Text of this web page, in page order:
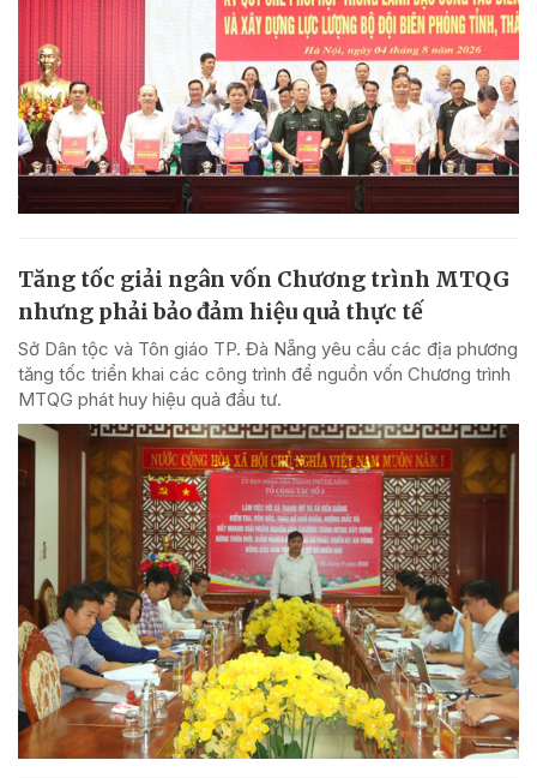
Tăng tốc giải ngân vốn Chương trình MTQG
nhưng phải bảo đảm hiệu quả thực tế
Sở Dân tộc và Tôn giáo TP. Đà Nẵng yêu cầu các địa phương
tăng tốc triển khai các công trình để nguồn vốn Chương trình
MTQG phát huy hiệu quả đầu tư.